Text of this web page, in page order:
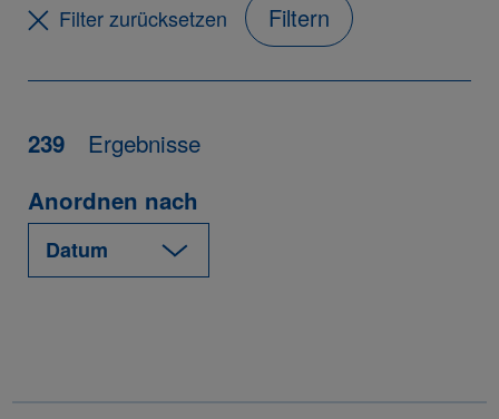
Filter zurücksetzen Filtern
239 Ergebnisse
Anordnen nach